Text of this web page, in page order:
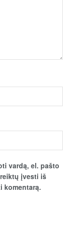
vardą, el. pašto
įvesti iš
komentarą.